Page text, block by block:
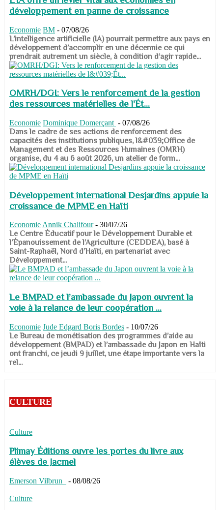
développement en panne de croissance
Economie BM - 07/08/26
​​​​​​​L’intelligence artificielle (IA) pourrait permettre aux pays en
développement d’accomplir en une décennie ce qui
prendrait autrement un siècle, à condition d’agir rapide...
OMRH/DGI: Vers le renforcement de la gestion
des ressources matérielles de l'Ét...
Economie Dominique Domerçant - 07/08/26
Dans le cadre de ses actions de renforcement des
capacités des institutions publiques, l&#039;Office de
Management et des Ressources Humaines (OMRH)
organise, du 4 au 6 août 2026, un atelier de form...
Développement international Desjardins appuie la
croissance de MPME en Haïti
Economie Annik Chalifour - 30/07/26
​​​​​​​Le Centre Éducatif pour le Développement Durable et
l’Épanouissement de l’Agriculture (CEDDEA), basé à
Saint-Raphaël, Nord d’Haïti, en partenariat avec
Développement...
Le BMPAD et l’ambassade du Japon ouvrent la
voie à la relance de leur coopération ...
Economie Jude Edgard Boris Bordes - 10/07/26
​​​​​​​Le Bureau de monétisation des programmes d’aide au
développement (BMPAD) et l’ambassade du Japon en Haïti
ont franchi, ce jeudi 9 juillet, une étape importante vers la
rel...
CULTURE
Culture
Plimay Éditions ouvre les portes du livre aux
élèves de Jacmel
Emerson Vilbrun - 08/08/26
Culture